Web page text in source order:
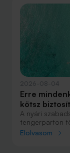
nyaralásnak,
Erre
kötsz
A nyári
tengerparton
Horvátország,
Elolvasom